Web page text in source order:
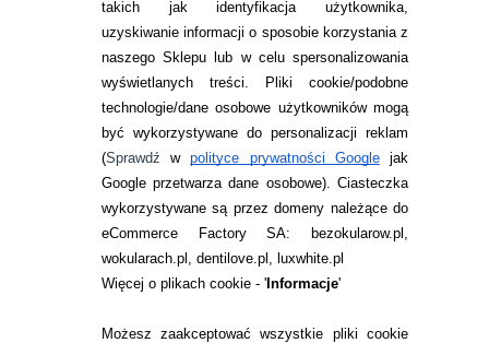
takich jak identyfikacja użytkownika,
uzyskiwanie informacji o sposobie korzystania z
naszego Sklepu lub w celu spersonalizowania
wyświetlanych treści.
Pliki cookie/podobne
technologie/dane osobowe użytkowników mogą
być wykorzystywane do personalizacji reklam
(Sprawdźwpolityce prywatności Googlejak
Google przetwarza dane osobowe). Ciasteczka
wykorzystywane są przez domeny należące do
eCommerce Factory SA: bezokularow.pl,
wokularach.pl, dentilove.pl, luxwhite.pl
Więcej o plikach cookie - 'Informacje'
Możesz zaakceptować wszystkie pliki cookie
INFORMACJE KONTAKTOWE
JAK ZAMAWIAĆ?
ZWROTY I REKLAMACJA
WARUNKI ZAKUPÓW
RANKINGI SOCZEWEK
SOCZEWKI KOLOROWE